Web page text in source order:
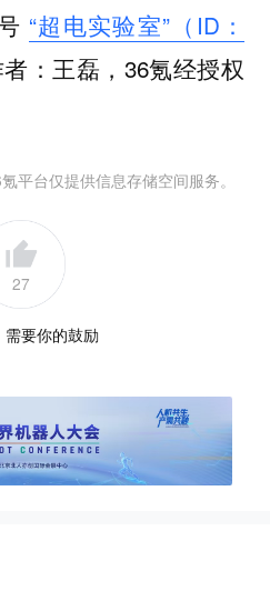
“超电实验室”（ID：
者：王磊，36氪经授权
平台仅提供信息存储空间服务。
27
需要你的鼓励